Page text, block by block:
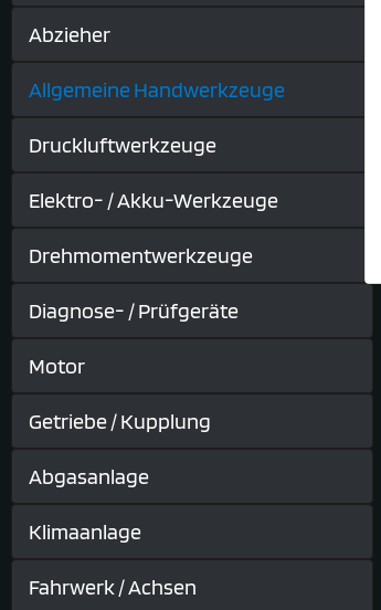
Abzieher
Allgemeine Handwerkzeuge
Druckluftwerkzeuge
Elektro- / Akku-Werkzeuge
Drehmomentwerkzeuge
Diagnose- / Prüfgeräte
Motor
Getriebe / Kupplung
Abgasanlage
Klimaanlage
Fahrwerk / Achsen